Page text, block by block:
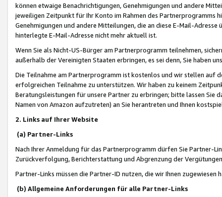
können etwaige Benachrichtigungen, Genehmigungen und andere
jeweiligen Zeitpunkt für Ihr Konto im Rahmen des Partnerprogramms
Genehmigungen und andere Mitteilungen, die an diese E-Mail-
hinterlegte E-Mail-Adresse nicht mehr aktuell ist.
Wenn Sie als Nicht-US-Bürger am Partnerprogramm teilnehmen,
außerhalb der Vereinigten Staaten erbringen, es sei denn, Sie haben
Die Teilnahme am Partnerprogramm ist kostenlos und wir stellen auf
erfolgreichen Teilnahme zu unterstützen. Wir haben zu keinem
Beratungsleistungen für unsere Partner zu erbringen; bitte lassen Sie
Namen von Amazon aufzutreten) an Sie herantreten und Ihnen
2. Links auf Ihrer Website
(a) Partner-Links
Nach Ihrer Anmeldung für das Partnerprogramm dürfen Sie Partner-
Zurückverfolgung, Berichterstattung und Abgrenzung der
Partner-Links müssen die Partner-ID nutzen, die wir Ihnen zugewiesen
(b) Allgemeine Anforderungen für alle Partner-Links